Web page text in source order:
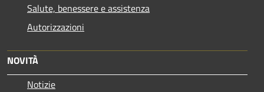
Salute, benessere e assistenza
Autorizzazioni
NOVITÀ
Notizie